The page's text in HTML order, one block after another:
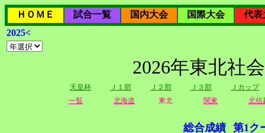
ＨＯＭＥ 試合一覧 国内大会 国際大会
代表
2025<
2026年東北社
天皇杯 Ｊ１部 Ｊ２部 Ｊ３部
Ｊカップ
一覧
北海道 東北 関東 北信
総合成績 第1ク